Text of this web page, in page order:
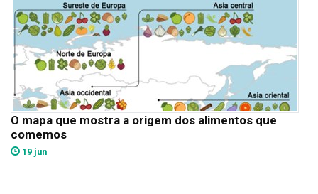
O mapa que mostra a origem dos alimentos que
comemos
19 jun